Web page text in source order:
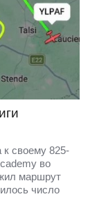
к своему 825-
во
маршрут
число